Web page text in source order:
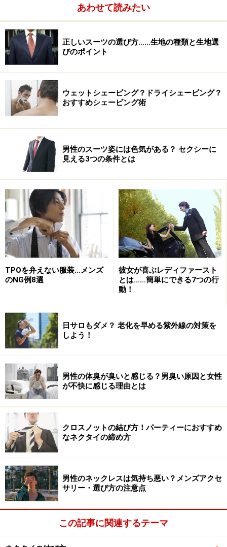
メンズの下着専門店。約20坪の店内には、同社のオリジ
ナルブランドである「RASIA（ラシア）」をはじめ、国
内外の１０以上のアンダーウエアブランドを販売してい
ます。ラシャス東京の人気ブランドをいくつか紹介しま
しょう。
■OVER THE TWELVE（日本）４,９３５円
ラシャス東京の数あるブランドの中でも、最も人気のあ
るブランドの一つ。お尻のバックの位置にポケットがつ
いたデザインとヴィヴィッドなカラーが人気。一番人気
のカラーはピンクです。
■QZ Bodywear （イギリス）４４，１００円
世界的に有名なクリスタルのメーカー、スワロフスキー
社も公認しているデザインのアンダーウエア。側面にデ
ザインされたスワロフスキーのクリスタルが豪華です。
あのサッカー選手のベッカムが着用していることで話題
となりました。スワロフスキーのクリスタルを使用して
いるだけあってかなり高額の下着です。
QZ Bodywear
あわせて読みたい
正しいスーツの選び方……生地の種類と生地選
びのポイント
ウェットシェービング？ドライシェービング？
おすすめシェービング術
男性のスーツ姿には色気がある？ セクシーに
見える3つの条件とは
TPOを弁えない服装…メンズ
のNG例8選
彼女が喜ぶレディファースト
とは……簡単にできる7つの行
動！
日サロもダメ？ 老化を早める紫外線の対策を
しよう！
男性の体臭が臭いと感じる？男臭い原因と女性
が不快に感じる理由とは
クロスノットの結び方！パーティーにおすすめ
なネクタイの締め方
男性のネックレスは気持ち悪い？メンズアクセ
サリー・選び方の注意点
この記事に関連するテーマ